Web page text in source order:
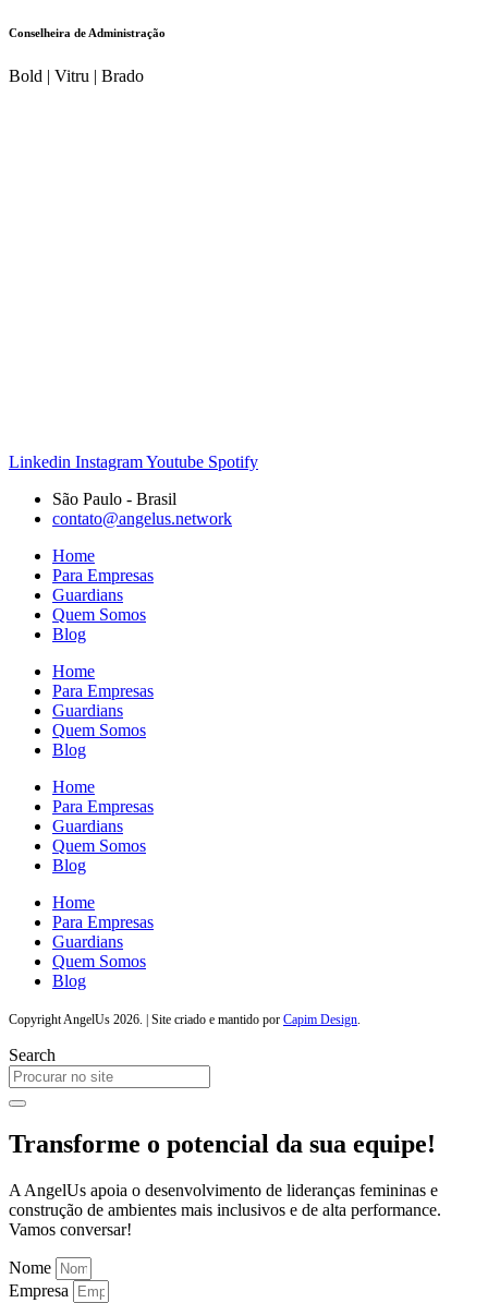
Conselheira de Administração
Bold | Vitru | Brado
Linkedin InstagramYoutube Spotify
São Paulo - Brasil
contato@angelus.network
Home
Para Empresas
Guardians
Quem Somos
Blog
Home
Para Empresas
Guardians
Quem Somos
Blog
Home
Para Empresas
Guardians
Quem Somos
Blog
Home
Para Empresas
Guardians
Quem Somos
Blog
Copyright AngelUs 2026. | Site criado e mantido por Capim Design.
Search
Transforme o potencial da sua equipe!
A AngelUs apoia o desenvolvimento de lideranças femininas e
construção de ambientes mais inclusivos e de alta performance.
Vamos conversar!
Nome
Empresa